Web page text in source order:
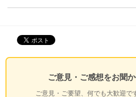
ご意見・ご感想をお聞
ご意見・ご要望、何でも大歓迎で